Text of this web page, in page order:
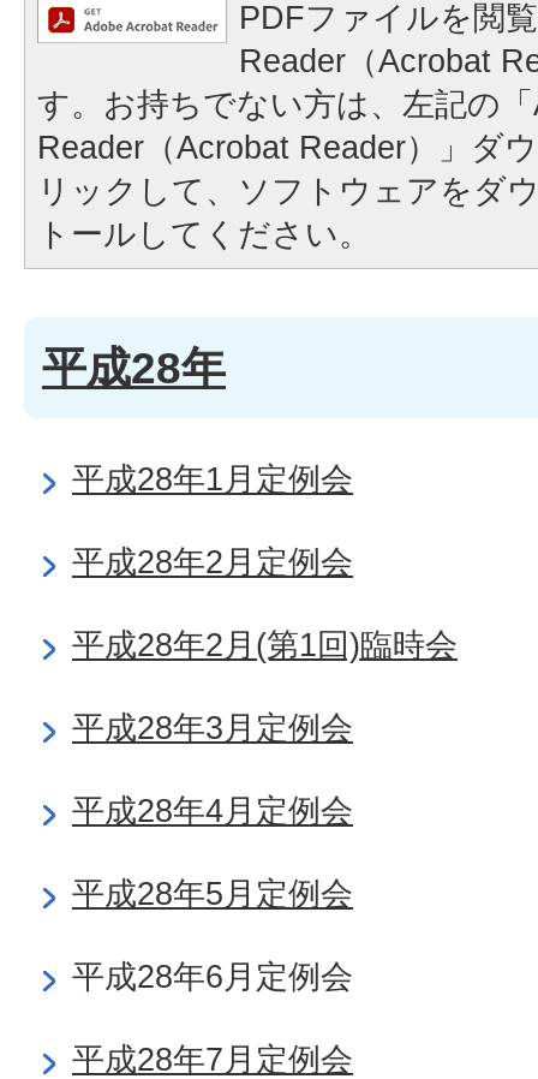
PDFファイルを閲
Reader（Acrobat
す。お持ちでない方は、左記の
Reader（Acrobat Reader）」ダ
リックして、ソフトウェアをダ
トールしてください。
平成28年
平成28年1月定例会
平成28年2月定例会
平成28年2月(第1回)臨時会
平成28年3月定例会
平成28年4月定例会
平成28年5月定例会
平成28年6月定例会
平成28年7月定例会